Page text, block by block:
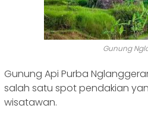
Gunung
Gunung Api Purba
salah satu spot pendakian
wisatawan.